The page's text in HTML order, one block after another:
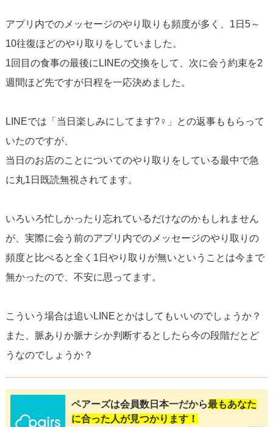
アプリ内でのメッセージのやり取りも頻度が多く、1日5～
10往復ほどのやり取りをしていました。
1回目の食事の最後にLINEの交換をして、次に会う約束を2
週間ほど先ですが日程を一応決めました。
LINEでは「当日楽しみにしてます?‍♀️」との返事ももらって
いたのですが、
当日のお店のことについてのやり取りをしている最中で急
に丸1日既読無視されてます。
いろいろ忙しかったり忘れているだけなのかもしれません
が、実際に会う前のアプリ内でのメッセージのやり取りの
頻度と比べると全く1日やり取りが無いということは今まで
無かったので、不安に思ってます。
こういう場合は追いLINEとかはしてもいいのでしょうか？
また、脈ありか脈ナシか判断するとしたら今の段階だとど
うなのでしょうか？
ペアーズは会員数日本一だから最もあなた
に合った人が見つかります！